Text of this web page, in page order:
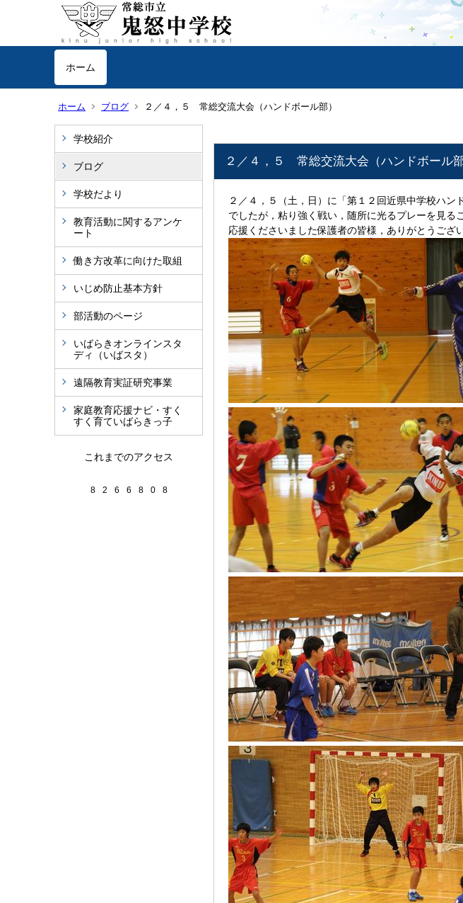
ホーム
ホーム ブログ ２／４，５ 常総交流大会（ハンドボール部）
学校紹介
ブログ
学校だより
教育活動に関するアンケ
ート
働き方改革に向けた取組
いじめ防止基本方針
部活動のページ
いばらきオンラインスタ
ディ（いばスタ）
遠隔教育実証研究事業
家庭教育応援ナビ・すく
すく育ていばらきっ子
これまでのアクセス
8 2 6 6 8 0 8
２／４，５ 常総交流大会（ハンドボール部
２／４，５（土，日）に「第１２回近県中学校ハ
でしたが，粘り強く戦い，随所に光るプレーを見る
応援くださいました保護者の皆様，ありがとうござ